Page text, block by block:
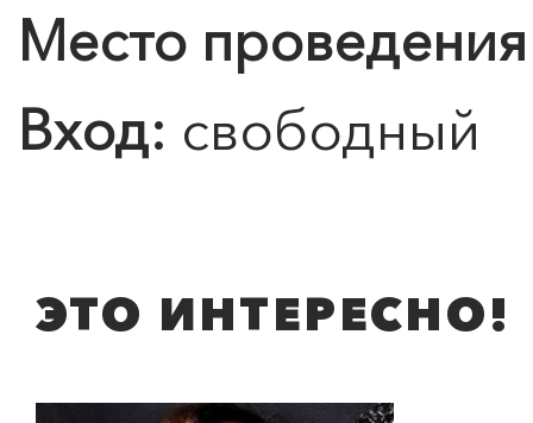
Место
Вход: свободный
ЭТО ИНТЕРЕСНО!